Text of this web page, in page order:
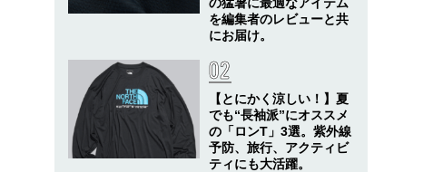
を編集者のレビューと共
にお届け。
【とにかく涼しい！】夏
でも“長袖派”にオススメ
の「ロンT」3選。紫外線
予防、旅行、アクティビ
ティにも大活躍。